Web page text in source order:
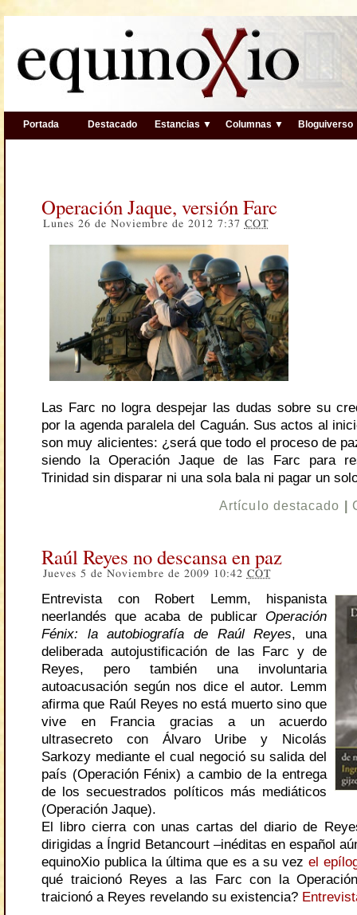
Portada Destacado Estancias ▼ Columnas ▼ Bloguiverso
Operación Jaque, versión Farc
Lunes 26 de Noviembre de 2012 7:37 COT
Las Farc no logra despejar las dudas sobre su
por la agenda paralela del Caguán. Sus actos al
son muy alicientes: ¿será que todo el proceso de
siendo la Operación Jaque de las Farc para
Trinidad sin disparar ni una sola bala ni pagar un
Artículo destacado
Raúl Reyes no descansa en paz
Jueves 5 de Noviembre de 2009 10:42 COT
Entrevista con Robert Lemm, hispanista
neerlandés que acaba de publicar Operación
Fénix: la autobiografía de Raúl Reyes, una
deliberada autojustificación de las Farc y de
Reyes, pero también una involuntaria
autoacusación según nos dice el autor. Lemm
afirma que Raúl Reyes no está muerto sino que
vive en Francia gracias a un acuerdo
ultrasecreto con Álvaro Uribe y Nicolás
Sarkozy mediante el cual negoció su salida del
país (Operación Fénix) a cambio de la entrega
de los secuestrados políticos más mediáticos
(Operación Jaque).
El libro cierra con unas cartas del diario de
dirigidas a Íngrid Betancourt –inéditas en español
equinoXio publica la última que es a su vez el
qué traicionó Reyes a las Farc con la
traicionó a Reyes revelando su existencia?